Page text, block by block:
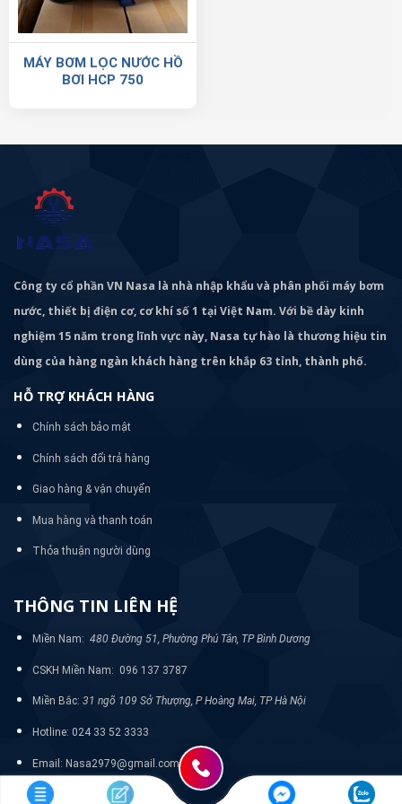
MÁY BƠM LỌC NƯỚC HỒ
BƠI HCP 750
Công ty cổ phần VN Nasa là nhà nhập khẩu và phân phối máy bơm
nước, thiết bị điện cơ, cơ khí số 1 tại Việt Nam. Với bề dày kinh
nghiệm 15 năm trong lĩnh vực này, Nasa tự hào là thương hiệu tin
dùng của hàng ngàn khách hàng trên khắp 63 tỉnh, thành phố.
HỖ TRỢ KHÁCH HÀNG
Chính sách bảo mật
Chính sách đổi trả hàng
Giao hàng & vận chuyển
Mua hàng và thanh toán
Thỏa thuận người dùng
THÔNG TIN LIÊN HỆ
Miền Nam: 480 Đường 51, Phường Phú Tân, TP Bình Dương
CSKH Miền Nam: 096 137 3787
Miền Bắc: 31 ngõ 109 Sở Thượng, P Hoàng Mai, TP Hà Nội
Hotline: 024 33 52 3333
Email: Nasa2979@gmail.com